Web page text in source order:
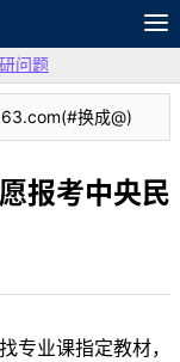
论坛
问题
换成@)
报考中央民
专业课指定教材，